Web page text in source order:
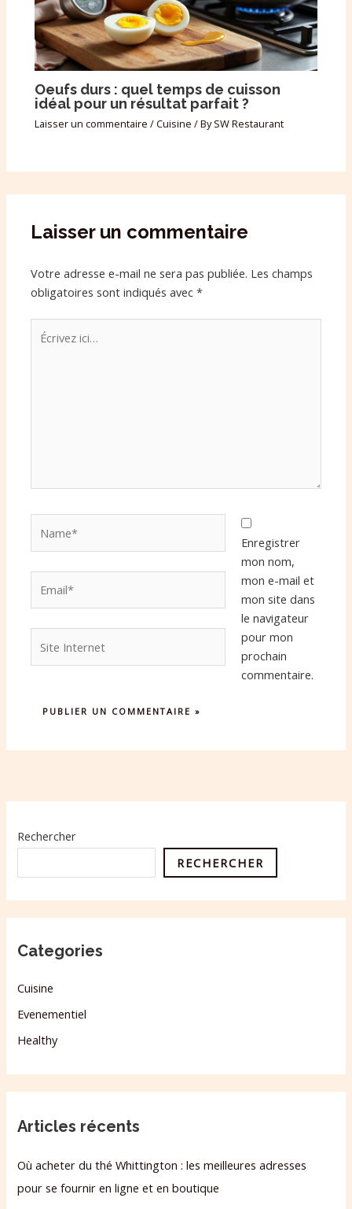
Oeufs durs : quel temps de cuisson
idéal pour un résultat parfait ?
Laisser un commentaire /Cuisine / BySW Restaurant
Laisser un commentaire
Votre adresse e-mail ne sera pas publiée. Les champs
obligatoires sont indiqués avec*
Écrivez
ici…
Internet
Enregistrer
mon nom,
mon e-mail et
mon site dans
le navigateur
pour mon
prochain
commentaire.
Rechercher
RECHERCHER
Categories
Cuisine
Evenementiel
Healthy
Articles récents
Où acheter du thé Whittington : les meilleures adresses
pour se fournir en ligne et en boutique